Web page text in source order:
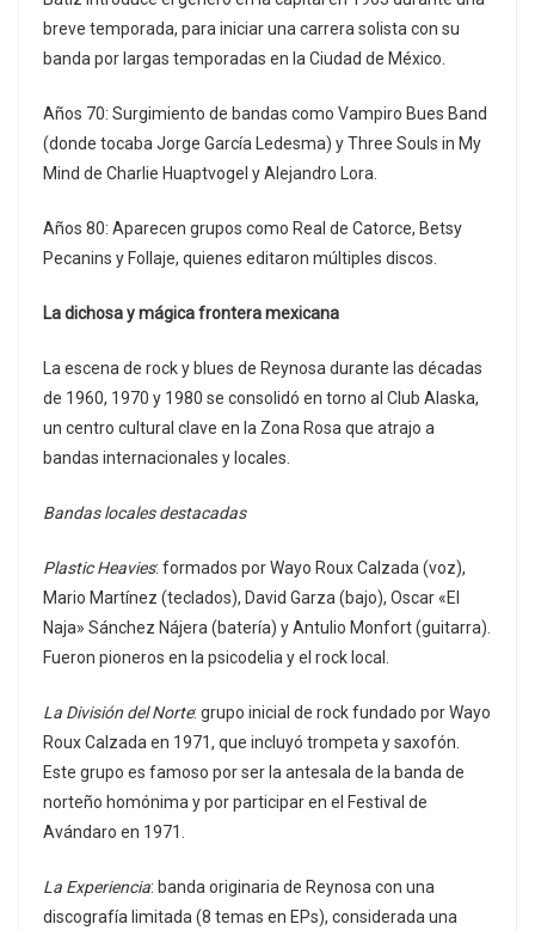
breve temporada, para iniciar una carrera solista con su
banda por largas temporadas en la Ciudad de México.
Años 70: Surgimiento de bandas como Vampiro Bues Band
(donde tocaba Jorge García Ledesma) y Three Souls in My
Mind de Charlie Huaptvogel y Alejandro Lora.
Años 80: Aparecen grupos como Real de Catorce, Betsy
Pecanins y Follaje, quienes editaron múltiples discos.
La dichosa y mágica frontera mexicana
La escena de rock y blues de Reynosa durante las décadas
de 1960, 1970 y 1980 se consolidó en torno al Club Alaska,
un centro cultural clave en la Zona Rosa que atrajo a
bandas internacionales y locales.
Bandas locales destacadas
Plastic Heavies: formados por Wayo Roux Calzada (voz),
Mario Martínez (teclados), David Garza (bajo), Oscar «El
Naja» Sánchez Nájera (batería) y Antulio Monfort (guitarra).
Fueron pioneros en la psicodelia y el rock local.
La División del Norte: grupo inicial de rock fundado por Wayo
Roux Calzada en 1971, que incluyó trompeta y saxofón.
Este grupo es famoso por ser la antesala de la banda de
norteño homónima y por participar en el Festival de
Avándaro en 1971.
La Experiencia: banda originaria de Reynosa con una
discografía limitada (8 temas en EPs), considerada una